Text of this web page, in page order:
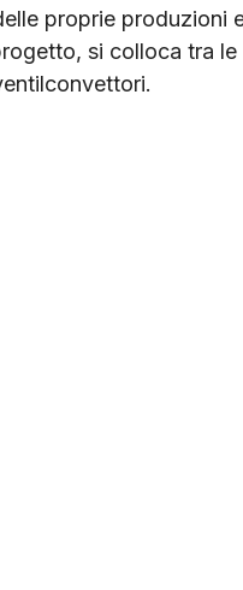
proprie produzioni
si colloca tra le